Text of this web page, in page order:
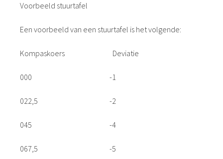
Voorbeeld stuurtafel
Een voorbeeld van een stuurtafel is het volgende:
Kompaskoers Deviatie
000 -1
022,5 -2
045 -4
067,5 -5